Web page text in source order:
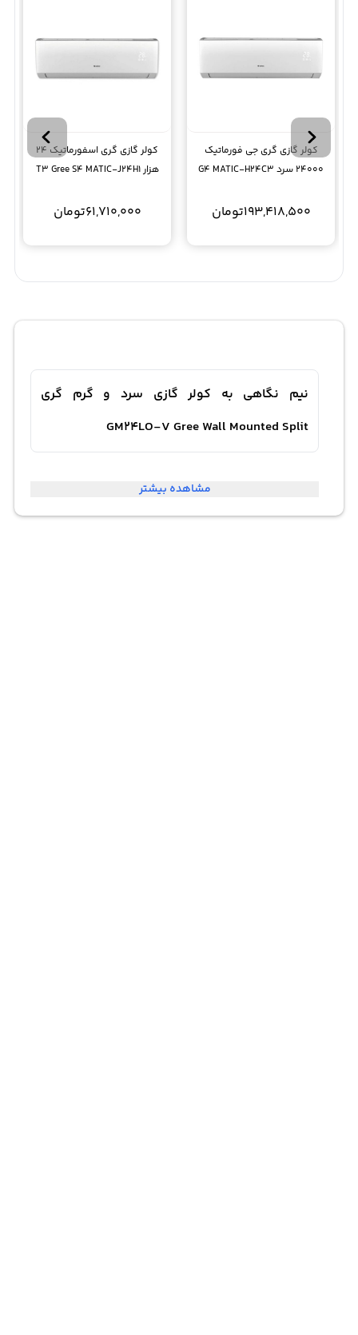
کولر گازی گری جی فورماتیک
24000 سرد G4 MATIC-H24C3
193,418,500تومان
کولر گازی گری اسفورماتیک 24
هزار T3 Gree S4 MATIC-J24H1
61,710,000تومان
نیم نگاهی به کولر گازی سرد و گرم گری
GM24LO-V Gree Wall Mounted Split
کولر گازی ACCENT-GM24LO یکی از مدل های تولید شده
توسط شرکت Gree می باشد که با ظرفیت 24000btu و فناوری
مشاهده بیشتر